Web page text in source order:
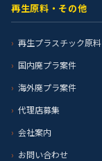
再生原料・その他
再生プラスチック原料
国内廃プラ案件
海外廃プラ案件
代理店募集
会社案内
お問い合わせ